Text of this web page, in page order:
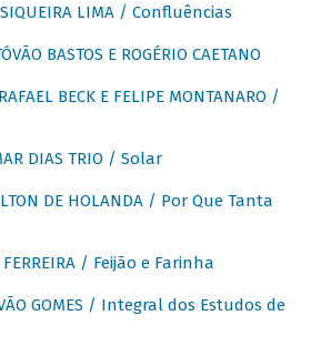
LIMA / Confluências
BASTOS E ROGÉRIO CAETANO
BECK E FELIPE MONTANARO /
DIAS TRIO / Solar
DE HOLANDA / Por Que Tanta
FERREIRA / Feijão e Farinha
GOMES / Integral dos Estudos de